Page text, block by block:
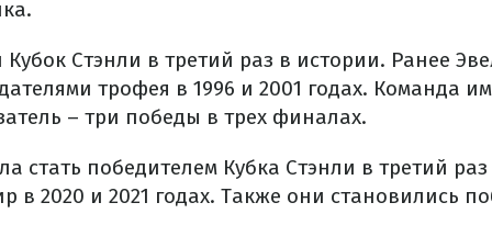
Стэнли в третий раз в истории. Ранее
трофея в 1996 и 2001 годах. Команда
– три победы в трех финалах.
стать победителем Кубка Стэнли в третий
в 2020 и 2021 годах. Также они становились